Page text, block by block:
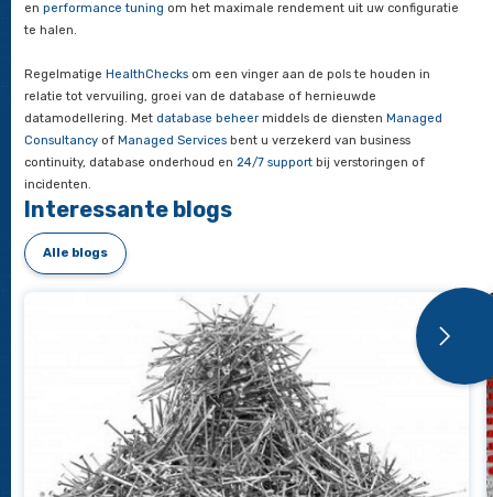
versie 3.0 wordt WiredTiger meegeleverd als engine, deze
andere databases heeft een MongoDB database
waar aan gedacht moet worden bij de inrichting, configuratie
onderhoud.
MongoDB database beheer
Welke voorzieningen kunnen het best worden genomen om
beschikbaar te houden? En dan niet alleen tijdens
gebeurtenissen, maar ook tijdens upgrades, software
wijzigingen in de database omgeving? De beschikbare
veranderen in een snel tempo en de consultants van
geven passend bij uw situatie en wensen.
QuickScanvoor een goed beeld van uw omgeving met
aanbevelingen voor optimale performance van uw huidige
toekomstbestendige database omgeving. Toepassen van
performance tuningom het maximale rendement uit uw